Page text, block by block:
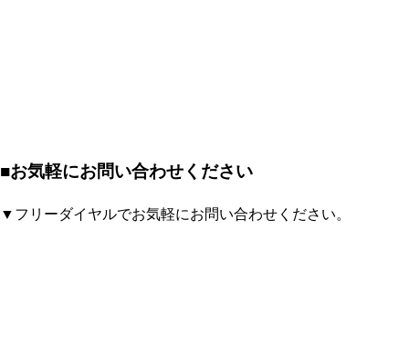
■お気軽にお問い合わせください
▼フリーダイヤルでお気軽にお問い合わせください。